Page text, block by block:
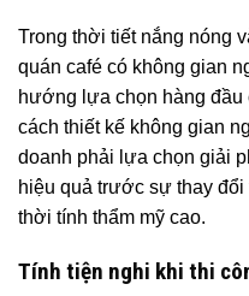
Trong thời tiết nắng nóng
quán café có không gian
hướng lựa chọn hàng đầu
cách thiết kế không gian
doanh phải lựa chọn giải
hiệu quả trước sự thay
thời tính thẩm mỹ cao.
Tính tiện nghi khi thi